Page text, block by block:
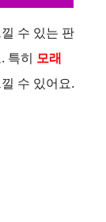
수 있는 판
특히 모래
수 있어요.